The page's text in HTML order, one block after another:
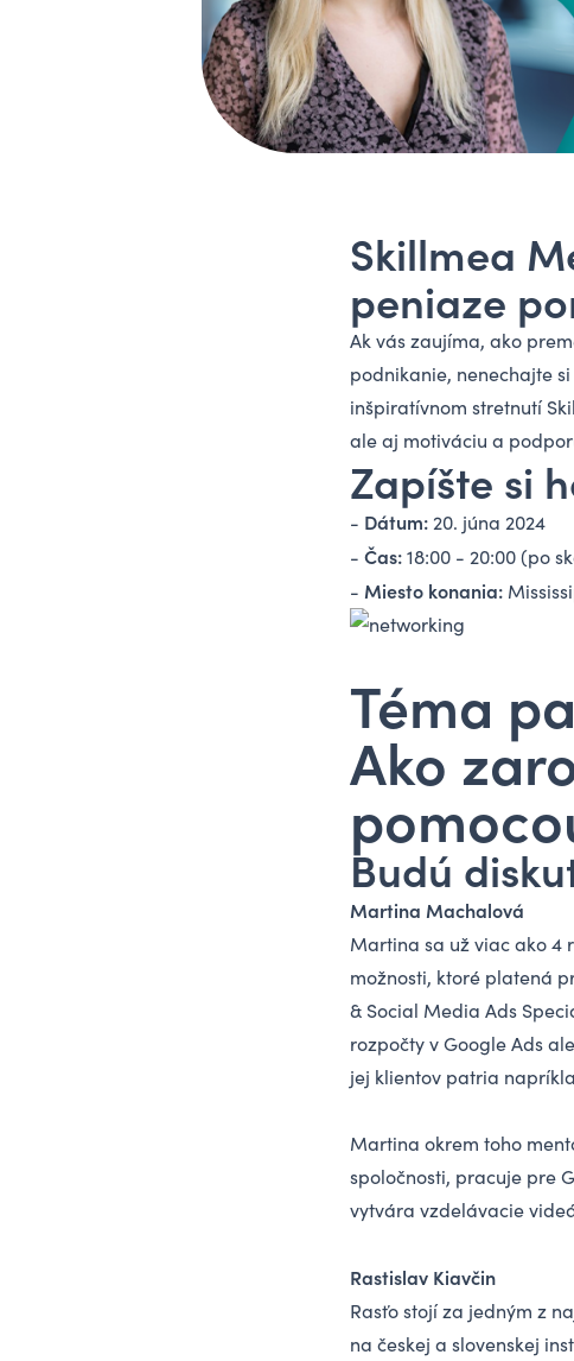
Skillmea
peniaze
Ak vás zaujíma, ako
podnikanie, nenechajte
inšpiratívnom stretnutí
ale aj motiváciu a
Zapíšte si
- Dátum: 20. júna 2024
-Čas:18:00 - 20:00 (po
- Miesto konania:
Téma
Ako
Budú
Martina Machalová
Martina sa už viac ako 4
možnosti, ktoré platená
& Social Media Ads
rozpočty v Google Ads
jej klientov patria
Martina okrem toho
spoločnosti, pracuje pre
vytvára vzdelávacie
Rastislav Kiavčin
Rasťo stojí za jedným z
na českej a slovenskej